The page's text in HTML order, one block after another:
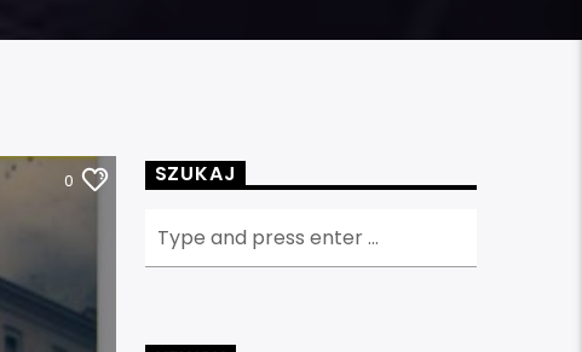
0 SZUKAJ